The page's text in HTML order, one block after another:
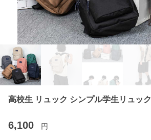
高校生 リュック シンプル学生リュック
6,100 円